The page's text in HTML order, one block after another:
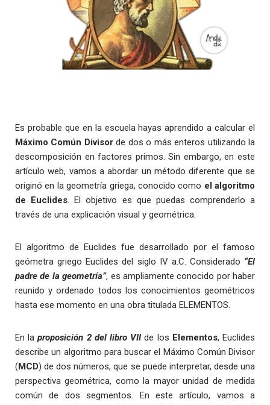
Es probable que en la escuela hayas aprendido a calcular el
Máximo Común Divisorde dos o más enteros utilizando la
descomposición en factores primos. Sin embargo, en este
artículo web, vamos a abordar un método diferente que se
originó en la geometría griega, conocido como el algoritmo
de Euclides. El objetivo es que puedas comprenderlo a
través de una explicación visual y geométrica.
El algoritmo de Euclides fue desarrollado por el famoso
geómetra griego Euclides del siglo IV a.C. Considerado “El
padre de la geometría”, es ampliamente conocido por haber
reunido y ordenado todos los conocimientos geométricos
hasta ese momento en una obra titulada ELEMENTOS.
En laproposición 2 del libro VIIde los Elementos, Euclides
describe un algoritmo para buscar el Máximo Común Divisor
(MCD) de dos números, que se puede interpretar, desde una
perspectiva geométrica, como la mayor unidad de medida
común de dos segmentos. En este artículo, vamos a